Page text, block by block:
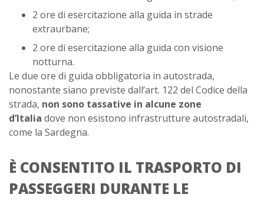
2 ore di esercitazione alla guida in strade
extraurbane;
2 ore di esercitazione alla guida con visione
notturna.
Le due ore di guida obbligatoria in autostrada,
nonostante siano previste dall’art. 122 del Codice della
strada, non sono tassative in alcune zone
d’Italia dove non esistono infrastrutture autostradali,
come la Sardegna.
È CONSENTITO IL TRASPORTO DI
PASSEGGERI DURANTE LE